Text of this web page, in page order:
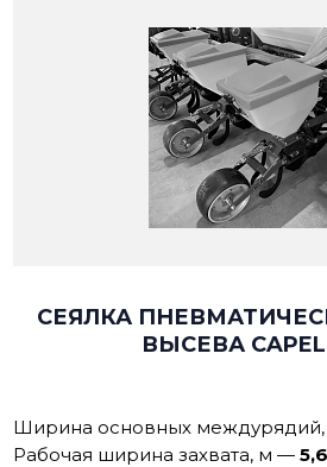
СЕЯЛКА
ВЫСЕВА
Ширина основных междурядий,
Рабочая ширина захвата, м —5,6